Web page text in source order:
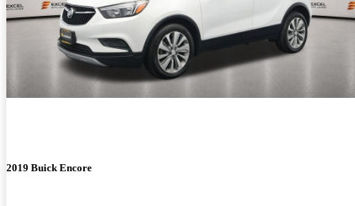
2019 Buick Encore